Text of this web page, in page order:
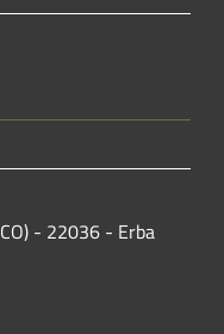
- 22036 - Erba